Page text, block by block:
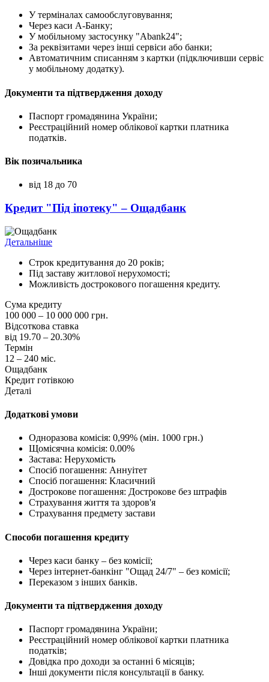
У терміналах самообслуговування;
Через каси А-Банку;
У мобільному застосунку "Abank24";
За реквізитами через інші сервіси або банки;
Автоматичним списанням з картки (підключивши сервіс
у мобільному додатку).
Документи та підтвердження доходу
Паспорт громадянина України;
Реєстраційний номер облікової картки платника
податків.
Вік позичальника
від 18 до 70
Кредит "Під іпотеку" – Ощадбанк
Детальніше
Строк кредитування до 20 років;
Під заставу житлової нерухомості;
Можливість дострокового погашення кредиту.
Сума кредиту
100 000 – 10 000 000 грн.
Відсоткова ставка
від 19.70 – 20.30%
Термін
12 – 240 міс.
Ощадбанк
Кредит готівкою
Деталі
Додаткові умови
Одноразова комісія: 0,99% (мін. 1000 грн.)
Щомісячна комісія: 0.00%
Застава: Нерухомість
Спосіб погашення: Aннуітет
Спосіб погашення: Класичний
Дострокове погашення: Дострокове без штрафів
Страхування життя та здоров'я
Страхування предмету застави
Способи погашення кредиту
Через каси банку – без комісії;
Через інтернет-банкінг "Ощад 24/7" – без комісії;
Переказом з інших банків.
Документи та підтвердження доходу
Паспорт громадянина України;
Реєстраційний номер облікової картки платника
податків;
Довідка про доходи за останні 6 місяців;
Інші документи після консультації в банку.